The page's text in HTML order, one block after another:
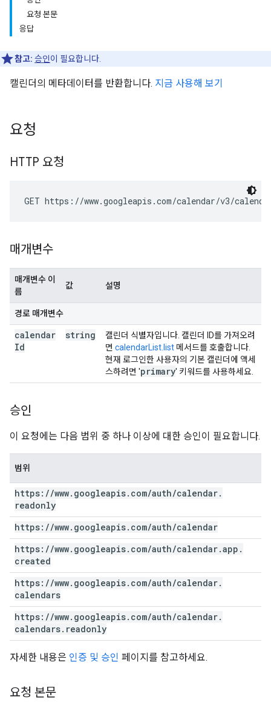
요청 본문
응답
참고: 승인이 필요합니다.
캘린더의 메타데이터를 반환합니다. 지금 사용해 보기
요청
HTTP 요청
GET https://www.googleapis.com/calendar/v3/
매개변수
매개변수 이
름
값 설명
경로 매개변수
calendar
Id
string
캘린더 식별자입니다. 캘린더 ID를 가져오려
면 calendarList.list 메서드를 호출합니다.
현재 로그인한 사용자의 기본 캘린더에 액세
스하려면 'primary' 키워드를 사용하세요.
승인
이 요청에는 다음 범위 중 하나 이상에 대한 승인이 필요합니다.
범위
https: //www. googleapis. com/auth/calendar.
readonly
https: //www. googleapis. com/auth/calendar
https: //www. googleapis. com/auth/calendar.app .
created
https: //www. googleapis. com/auth/calendar.
calendars
https: //www. googleapis. com/auth/calendar.
calendars. readonly
자세한 내용은 인증 및 승인 페이지를 참고하세요.
요청 본문